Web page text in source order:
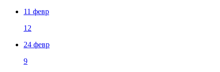
11 февр
12
24 февр
9